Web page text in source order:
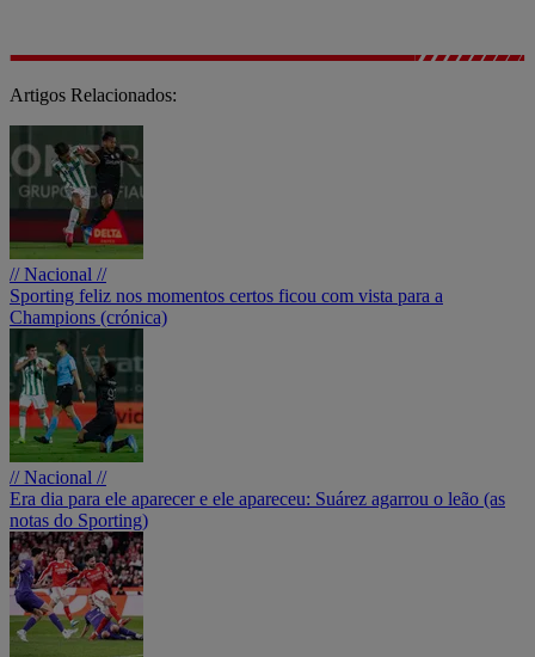
Artigos Relacionados:
// Nacional //
Sporting feliz nos momentos certos ficou com vista para a
Champions (crónica)
// Nacional //
Era dia para ele aparecer e ele apareceu: Suárez agarrou o leão (as
notas do Sporting)